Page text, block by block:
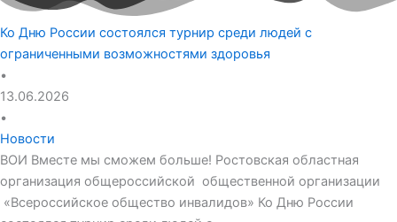
Ко Дню России состоялся турнир среди людей с
ограниченными возможностями здоровья
•
13.06.2026
•
Новости
ВОИ Вместе мы сможем больше! Ростовская областная
организация общероссийской общественной организации
«Всероссийское общество инвалидов» Ко Дню России